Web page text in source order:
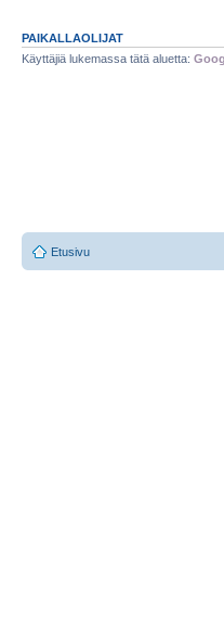
PAIKALLAOLIJAT
Käyttäjiä lukemassa tätä aluetta:
Etusivu